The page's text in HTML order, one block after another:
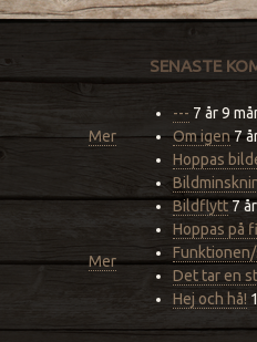
Mer
Mer
SENASTE
--- 7 år 9
Om igen 7
Hoppas
Bildflytt7
Hoppas på
Det tar en
Hej och hå!